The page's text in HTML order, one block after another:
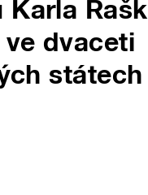
dvaceti
státech